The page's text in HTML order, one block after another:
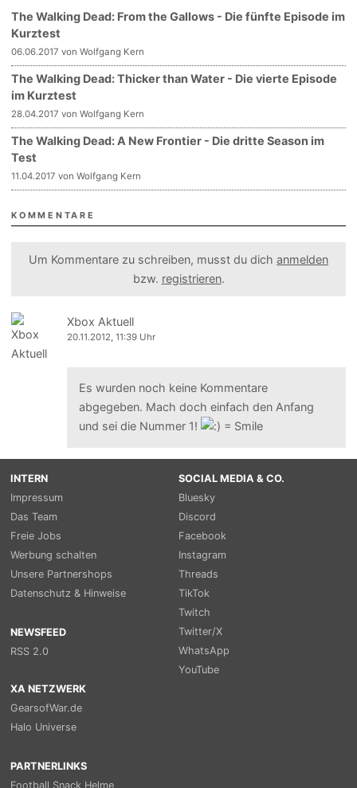
The Walking Dead: From the Gallows - Die fünfte Episode im
Kurztest
06.06.2017 von Wolfgang Kern
The Walking Dead: Thicker than Water - Die vierte Episode
im Kurztest
28.04.2017 von Wolfgang Kern
The Walking Dead: A New Frontier - Die dritte Season im
Test
11.04.2017 von Wolfgang Kern
KOMMENTARE
Um Kommentare zu schreiben, musst du dich anmelden
bzw. registrieren.
Xbox Aktuell
20.11.2012, 11:39 Uhr
Es wurden noch keine Kommentare
abgegeben. Mach doch einfach den Anfang
und sei die Nummer 1!
INTERN
Impressum
Das Team
Freie Jobs
Werbung schalten
Unsere Partnershops
Datenschutz & Hinweise
NEWSFEED
RSS 2.0
SOCIAL MEDIA & CO.
Bluesky
Discord
Facebook
Instagram
Threads
TikTok
Twitch
Twitter/X
WhatsApp
YouTube
XA NETZWERK
GearsofWar.de
Halo Universe
PARTNERLINKS
Football Snack Helme